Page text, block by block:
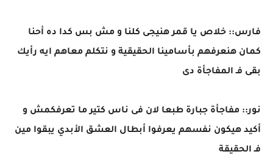
فارس:: خلاص يا قمر هنيجى كلنا و مش بس كدا ده أحنا
كمان هنعرفهم بأسامينا الحقيقية و نتكلم معاهم ايه رأيك
بقى فـ المفاجأة دى
نور:: مفاجأة جبارة طبعا لان فى ناس كتير ما تعرفكمش و
أكيد هيكون نفسهم يعرفوا أبطال العشق الأبدي يبقوا مين
فـ الحقيقة